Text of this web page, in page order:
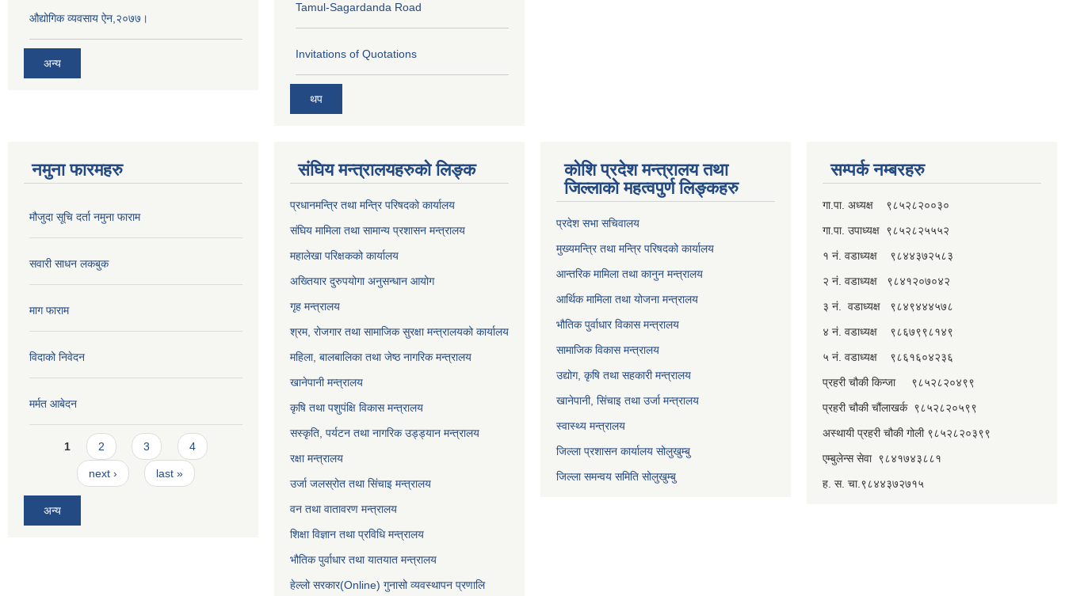
औद्योगिक व्यवसाय ऐन,२०७७।
अन्य
Tamul-Sagardanda Road
Invitations of Quotations
थप
नमुना फारमहरु
मौजुदा सूचि दर्ता नमुना फाराम
सवारी साधन लकबुक
माग फाराम
विदाको निवेदन
मर्मत आबेदन
Pages
1 2 3 4
next › last »
अन्य
संघिय मन्त्रालयहरुको लिङ्‍क
प्रधानमन्त्रि तथा मन्त्रि परिषदको कार्यालय
संघिय मामिला तथा सामान्य प्रशासन मन्त्रालय
महालेखा परिक्षकको कार्यालय
अख्तियार दुरुपयोगा अनुसन्धान आयोग
गृह मन्त्रालय
श्रम, रोजगार तथा सामाजिक सुरक्षा मन्त्रालयको कार्यालय
महिला, बालबालिका तथा जेष्ठ नागरिक मन्त्रालय
खानेपानी मन्त्रालय
कृषि तथा पशुपंक्षि विकास मन्त्रालय
सस्कृति, पर्यटन तथा नागरिक उड्ड्यान मन्त्रालय
रक्षा मन्त्रालय
उर्जा जलस्रोत तथा सिंचाइ मन्‍त्रालय
वन तथा वातावरण मन्त्रालय
शिक्षा विज्ञान तथा प्रविधि मन्त्रालय
भौतिक पुर्वाधार तथा यातयात मन्त्रालय
हेल्लो सरकार(Online) गुनासो व्यवस्थापन प्रणालि
कोशि प्रदेश मन्त्रालय तथा
जिल्लाको महत्वपुर्ण लिङ्कहरु
प्रदेश सभा सचिवालय
मुख्यमन्त्रि तथा मन्त्रि परिषदको कार्यालय
आन्तरिक मामिला तथा कानुन मन्त्रालय
आर्थिक मामिला तथा योजना मन्त्रालय
भौतिक पुर्वाधार विकास मन्त्रालय
सामाजिक विकास मन्त्रालय
उद्योग, कृषि तथा सहकारी मन्त्रालय
खानेपानी, सिंचाइ तथा उर्जा मन्त्रालय
स्वास्थ्य मन्त्रालय
जिल्ला प्रशासन कार्यालय सोलुखुम्बु
जिल्ला समन्वय समिति सोलुखुम्बु
सम्पर्क नम्बरहरु
गा.पा. अध्यक्ष ९८५२८२००३०
गा.पा. उपाध्यक्ष ९८५२८२५५५२
१ नं. वडाध्यक्ष ९८४४३७२५८३
२ नं. वडाध्यक्ष ९८४१२०७०४२
३ नं. वडाध्यक्ष ९८४९४४४५७८
४ नं. वडाध्यक्ष ९८६७९९८१४९
५ नं. वडाध्यक्ष ९८६१६०४२३६
प्रहरी चौकी किन्जा ९८५२८२०४९९
प्रहरी चौकी चौंलाखर्क ९८५२८२०५९९
अस्थायी प्रहरी चौकी गोली ९८५२८२०३९९
एम्बुलेन्स सेवा ९८४१७४३८८१
ह. स. चा.९८४४३७२७१५